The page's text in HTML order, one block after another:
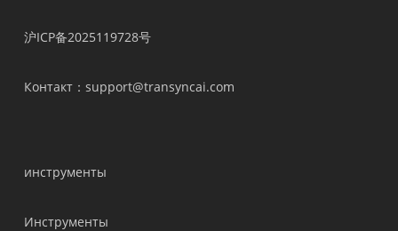
沪ICP备2025119728号
Контакт：support@transyncai.com
инструменты
Инструменты